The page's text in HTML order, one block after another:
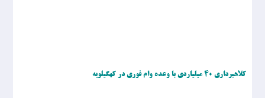
کلاهبرداری ۴۰ میلیاردی با وعده وام فوری در کهگیلویه